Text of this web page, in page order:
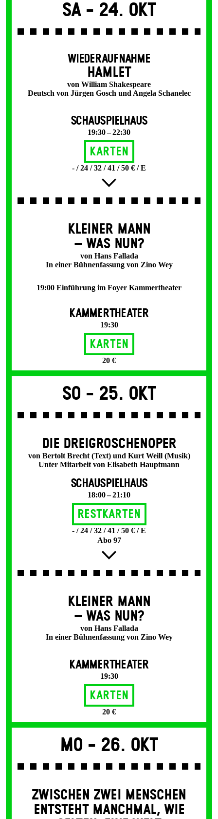
Sa - 24. Okt
WIEDERAUFNAHME
HAMLET
von William Shakespeare
Deutsch von Jürgen Gosch und Angela Schanelec
SCHAUSPIELHAUS
19:30 – 22:30
Karten
- / 24 / 32 / 41 / 50 € / E
KLEINER MANN
– WAS NUN?
von Hans Fallada
In einer Bühnenfassung von Zino Wey
19:00 Einführung im Foyer Kammertheater
KAMMERTHEATER
19:30
Karten
20 €
So - 25. Okt
DIE DREI­GROSCHEN­OPER
von Bertolt Brecht (Text) und Kurt Weill (Musik)
Unter Mitarbeit von Elisabeth Hauptmann
SCHAUSPIELHAUS
18:00 – 21:10
Restkarten
- / 24 / 32 / 41 / 50 € / E
Abo 97
KLEINER MANN
– WAS NUN?
von Hans Fallada
In einer Bühnenfassung von Zino Wey
KAMMERTHEATER
19:30
Karten
20 €
Mo - 26. Okt
ZWISCHEN ZWEI MENSCHEN
ENT­STEHT MANCH­MAL, WIE